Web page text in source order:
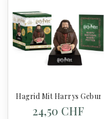
Hagrid Mit Harrys
24,50 CHF